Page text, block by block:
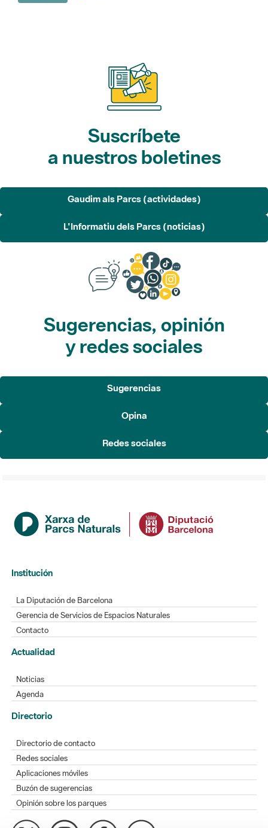
Suscríbete
a nuestros boletines
Gaudim als Parcs (actividades)
L'Informatiu dels Parcs (noticias)
Sugerencias, opinión
y redes sociales
Sugerencias
Opina
Redes sociales
Institución
La Diputación de Barcelona
Gerencia de Servicios de Espacios Naturales
Contacto
Actualidad
Noticias
Agenda
Directorio
Directorio de contacto
Redes sociales
Aplicaciones móviles
Buzón de sugerencias
Opinión sobre los parques